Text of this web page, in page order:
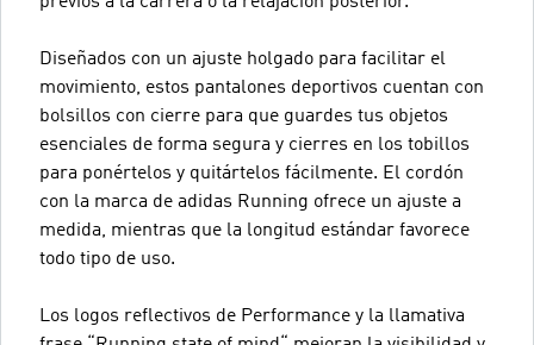
Diseñados con un ajuste holgado para facilitar el
movimiento, estos pantalones deportivos cuentan con
bolsillos con cierre para que guardes tus objetos
esenciales de forma segura y cierres en los tobillos
para ponértelos y quitártelos fácilmente. El cordón
con la marca de adidas Running ofrece un ajuste a
medida, mientras que la longitud estándar favorece
todo tipo de uso.
Los logos reflectivos de Performance y la llamativa